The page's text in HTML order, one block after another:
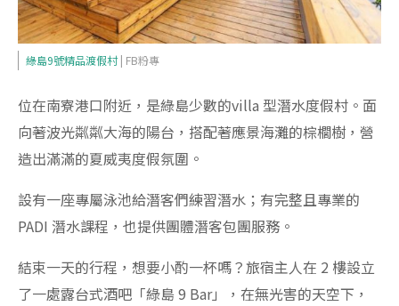
綠島9號精品渡假村| FB粉專
位在南寮港口附近，是綠島少數的villa 型潛水度假村。面
向著波光粼粼大海的陽台，搭配著應景海灘的棕櫚樹，營
造出滿滿的夏威夷度假氛圍。
設有一座專屬泳池給潛客們練習潛水；有完整且專業的
PADI 潛水課程，也提供團體潛客包團服務。
結束一天的行程，想要小酌一杯嗎？旅宿主人在 2 樓設立
了一處露台式酒吧「綠島 9 Bar」，在無光害的天空下，